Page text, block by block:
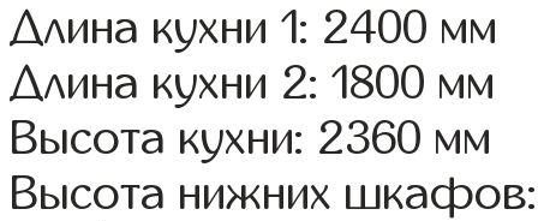
Длина кухни 1: 2400 мм
Длина кухни 2: 1800 мм
Высота кухни: 2360 мм
Высота нижних